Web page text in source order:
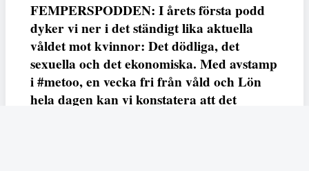
FEMPERSPODDEN: I årets första podd
dyker vi ner i det ständigt lika aktuella
våldet mot kvinnor: Det dödliga, det
sexuella och det ekonomiska. Med avstamp
i #metoo, en vecka fri från våld och Lön
hela dagen kan vi konstatera att det